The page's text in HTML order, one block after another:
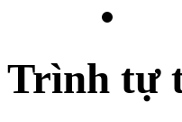
Trình tự